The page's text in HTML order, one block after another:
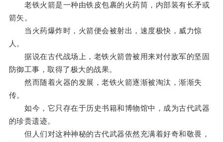
老铁火箭是一种由铁皮包裹的火药筒，内部装有长矛或
箭矢。
当火药爆炸时，火箭便会被射出，速度极快，威力惊
人。
据说在古代战场上，老铁火箭曾被用来对付敌军的坚固
防御工事，取得了极大的战果。
然而随着火器的发展，老铁火箭逐渐被淘汰，渐渐失
传。
如今，它只存在于历史书籍和博物馆中，成为古代武器
的珍贵遗迹。
但人们对这种神秘的古代武器依然充满着好奇和敬畏，